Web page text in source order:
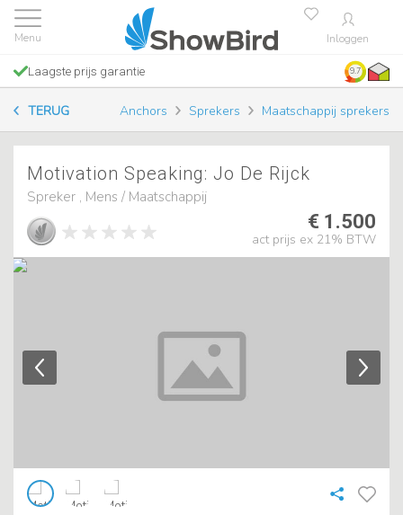
Inloggen
Laagste prijs garantie 9.7
TERUG Anchors Sprekers Maatschappij sprekers
Motivation Speaking: Jo De Rijck
Spreker , Mens / Maatschappij
€ 1.500
act prijs ex 21% BTW